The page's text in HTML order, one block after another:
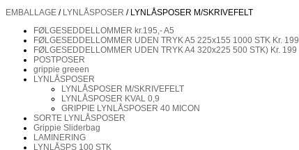
EMBALLAGE / LYNLÅSPOSER / LYNLÅSPOSER M/SKRIVEFELT
FØLGESEDDELLOMMER kr.195,- A5
FØLGESEDDELLOMMER UDEN TRYK A5 225x155 1000 STK Kr. 199
FØLGESEDDELLOMMER UDEN TRYK A4 320x225 500 STK) Kr. 199
POSTPOSER
grippie greeen
LYNLÅSPOSER
LYNLÅSPOSER M/SKRIVEFELT
LYNLÅSPOSER KVAL 0,9
GRIPPIE LYNLÅSPOSER 40 MICON
SORTE LYNLÅSPOSER
Grippie Sliderbag
LAMINERING
LYNLÅSPS 100 STK